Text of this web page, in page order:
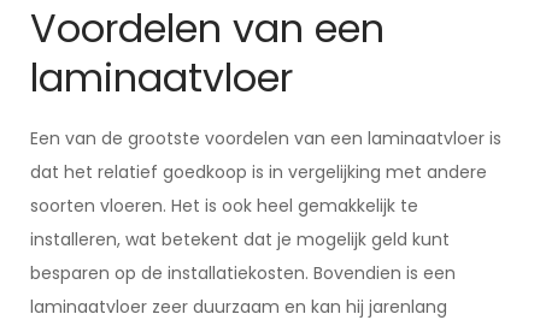
Voordelen van een
laminaatvloer
Een van de grootste voordelen van een laminaatvloer is
dat het relatief goedkoop is in vergelijking met andere
soorten vloeren. Het is ook heel gemakkelijk te
installeren, wat betekent dat je mogelijk geld kunt
besparen op de installatiekosten. Bovendien is een
laminaatvloer zeer duurzaam en kan hij jarenlang